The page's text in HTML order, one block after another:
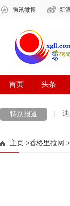
特别报道
主页 >香格里拉网 >